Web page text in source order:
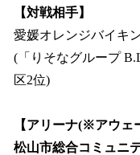
【対戦相手】
愛媛オレンジバイキ
(「りそなグループ
区2位)
【アリーナ(※アウェ
松山市総合コミュニ